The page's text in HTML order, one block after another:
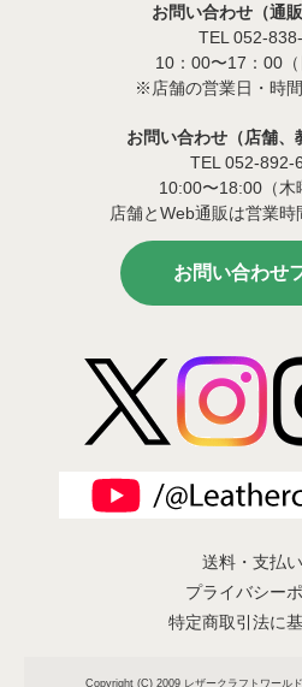
お問い合わせ（通
TEL 052-
10：00〜17：00（
※店舗の営業日・時間
お問い合わせ（店舗、
TEL 052-
10:00〜18:00（木
店舗とWeb通販は営業時
お問い合わせ
送料・支払
プライバシー
特定商取引法に
Copyright (C) 2009 レザークラフトワール